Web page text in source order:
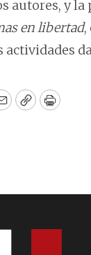
autores, y
en libertad,
actividades
EmailCopyPrint